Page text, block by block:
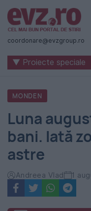
Știri
naționale
internaționale
România
-
Evenimentul
Zilei
coordonare@evzgroup.ro
▼ Proiecte speciale
MONDEN
Luna
bani. Iată
astre
Andreea Vlad 1